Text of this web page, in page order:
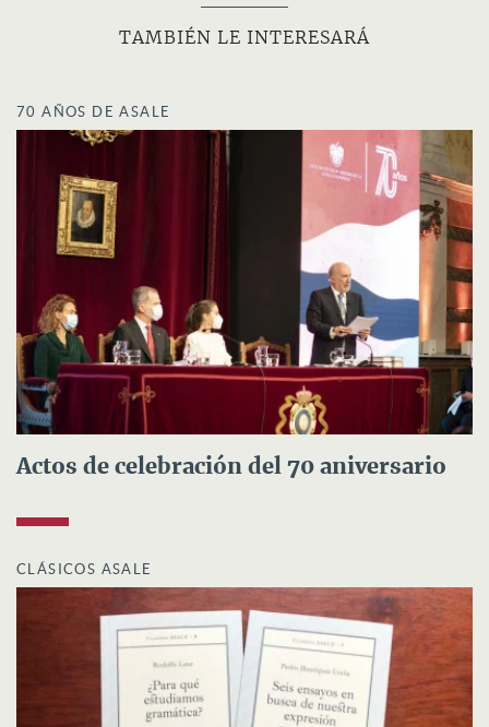
TAMBIÉN LE INTERESARÁ
70 AÑOS DE ASALE
Actos de celebración del 70 aniversario
CLÁSICOS ASALE